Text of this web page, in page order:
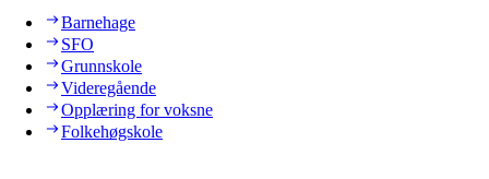
Barnehage
SFO
Grunnskole
Videregående
Opplæring for voksne
Folkehøgskole